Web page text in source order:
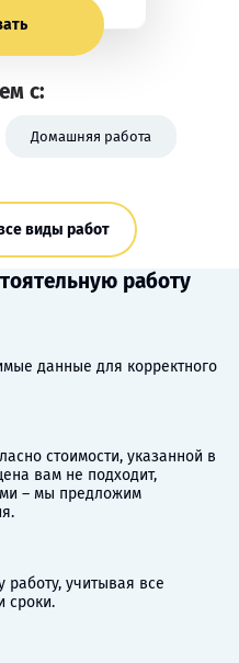
с:
Домашняя работа
виды работ
работу
данные для корректного
стоимости, указанной в
вам не подходит,
– мы предложим
учитывая все
сроки.